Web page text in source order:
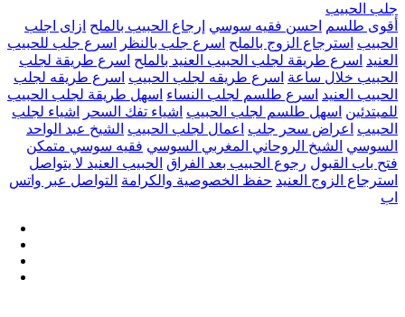
جلب الحبيب
أقوى طلسم
احسن فقيه سوسي إرجاع الحبيب بالملح ازاى اجلب
الحبيب استرجاع الزوج بالملح اسرع جلب بالنظر
اسرع جلب للحبيب
العنيد اسرع طريقة لجلب الحبيب العنيد بالملح اسرع طريقة لجلب
الحبيب خلال ساعة اسرع طريقه لجلب الحبيب اسرع طريقه لجلب
الحبيب العنيد اسرع طلسم لجلب النساء اسهل طريقة لجلب الحبيب
للمبتدئين اسهل طلسم لجلب الحبيب اشياء تفك السحر
اشياء لجلب
الحبيب
اعراض سحر جلب اعمال لجلب الحبيب الشيخ عبد الواحد
السوسي الشيخ الروحاني المغربي السوسي فقيه سوسي متمكن
فتح باب القبول رجوع الحبيب بعد الفراق الحبيب العنيد لا يتواصل
استرجاع الزوج العنيد حفظ الخصوصية والكرامة التواصل عبر واتس
اب